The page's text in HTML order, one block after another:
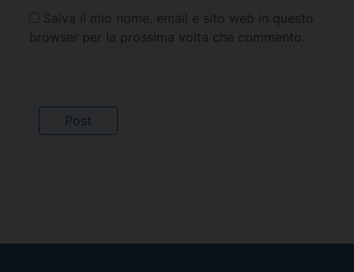
Salva il mio nome, email e sito web in questo
browser per la prossima volta che commento.